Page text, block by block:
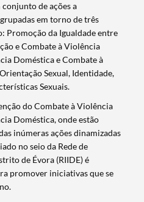
de ações a
em torno de três
Promoção da Igualdade entre
e Combate à Violência
Doméstica e Combate à
Sexual, Identidade,
Sexuais.
do Combate à Violência
Doméstica, onde estão
inúmeras ações dinamizadas
no seio da Rede de
de Évora (RIIDE) é
promover iniciativas que se